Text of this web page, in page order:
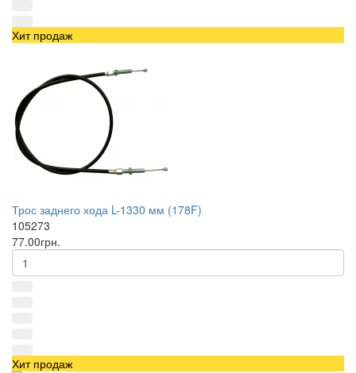
Хит продаж
Трос заднего хода L-1330 мм (178F)
105273
77.00грн.
Хит продаж